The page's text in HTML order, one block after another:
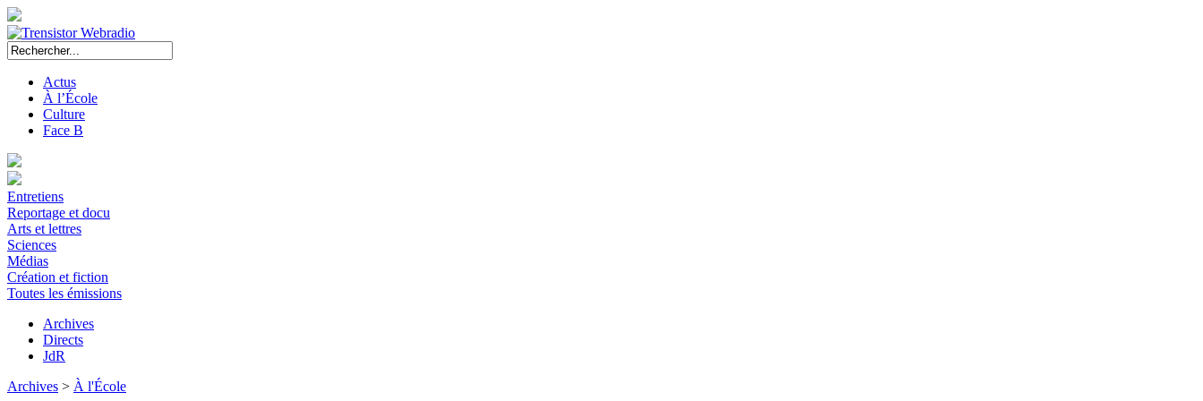
Actus
À l’École
Culture
Face B
Entretiens
Reportage et docu
Arts et lettres
Sciences
Médias
Création et fiction
Toutes les émissions
Archives
Directs
JdR
Archives > À l'École